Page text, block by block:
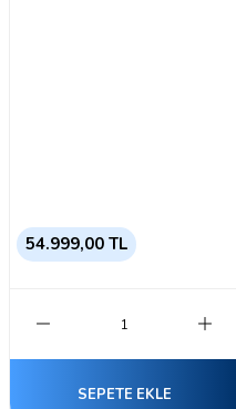
54.999,00 TL
SEPETE EKLE